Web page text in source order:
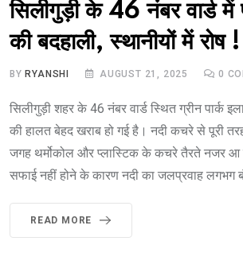
सिलीगुड़ी के 46 नंबर वार्ड में
की बदहाली, स्थानीयों में रोष !
BY RYANSHI AUGUST 21, 2025 0
सिलीगुड़ी शहर के 46 नंबर वार्ड स्थित ग्रीन पार्क
की हालत बेहद खराब हो गई है। नदी कचरे से पूरी
जगह थर्मोकोल और प्लास्टिक के कचरे तैरते नजर
सफाई नहीं होने के कारण नदी का जलप्रवाह लगभग
READ MORE